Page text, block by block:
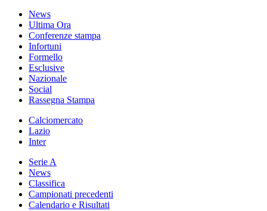
News
Ultima Ora
Conferenze stampa
Infortuni
Formello
Esclusive
Nazionale
Social
Rassegna Stampa
Calciomercato
Lazio
Inter
Serie A
News
Classifica
Campionati precedenti
Calendario e Risultati